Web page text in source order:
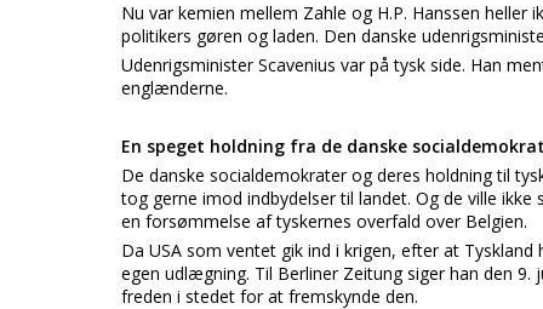
Nu var kemien mellem Zahle og H.P. Hanssen
politikers gøren og laden. Den danske
Udenrigsminister Scavenius var på tysk side. Han
englænderne.
En speget holdning fra de danske
De danske socialdemokrater og deres holdning til
tog gerne imod indbydelser til landet. Og de ville
en forsømmelse af tyskernes overfald over Belgien.
Da USA som ventet gik ind i krigen, efter at
egen udlægning. Til Berliner Zeitung siger han den
freden i stedet for at fremskynde den.